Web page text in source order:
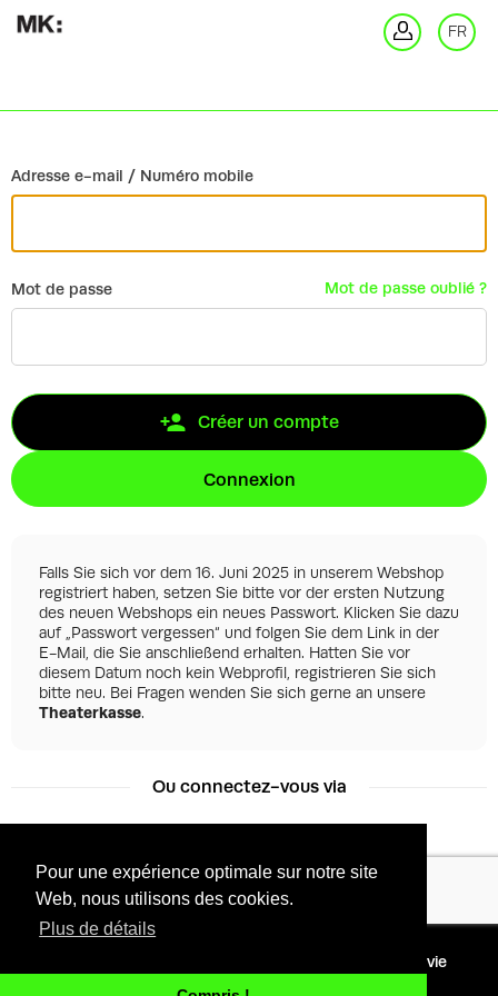
Pour une expérience optimale sur notre site
Web, nous utilisons des cookies.
Plus de détails
FR
Adresse e-mail / Numéro mobile
Mot de passe Mot de passe oublié ?
Créer un compte
Connexion
Falls Sie sich vor dem 16. Juni 2025 in unserem Webshop
registriert haben, setzen Sie bitte vor der ersten Nutzung
des neuen Webshops ein neues Passwort. Klicken Sie dazu
auf „Passwort vergessen“ und folgen Sie dem Link in der
E-Mail, die Sie anschließend erhalten. Hatten Sie vor
diesem Datum noch kein Webprofil, registrieren Sie sich
bitte neu. Bei Fragen wenden Sie sich gerne an unsere
Theaterkasse.
Ou connectez-vous via
Facebook
Tixly
Protection de la vie